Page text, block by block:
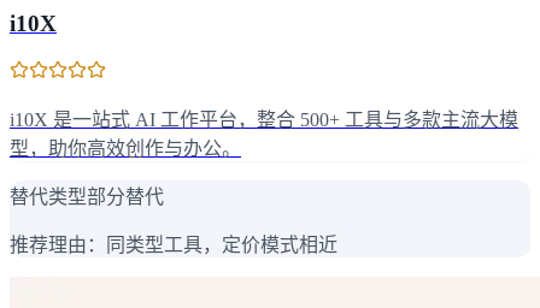
i10X
i10X 是一站式 AI 工作平台，整合 500+ 工具与多款主流大模
型，助你高效创作与办公。
替代类型部分替代
推荐理由： 同类型工具，定价模式相近